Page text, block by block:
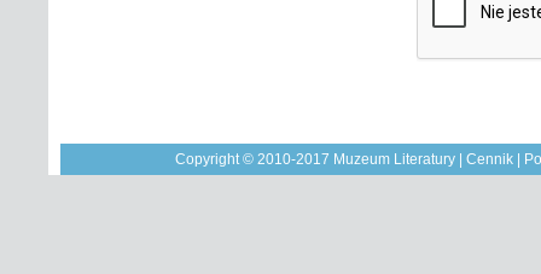
Copyright © 2010-2017 Muzeum Literatury | Cennik